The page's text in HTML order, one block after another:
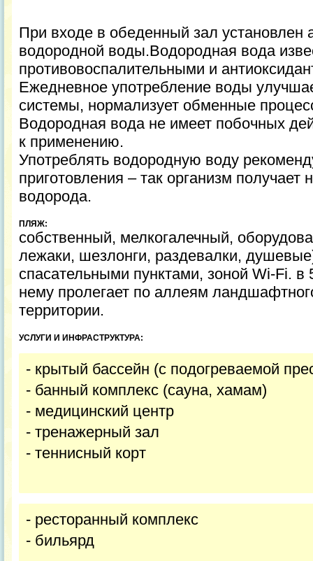
При входе в обеденный зал установлен
водородной воды.Водородная вода
противовоспалительными и
Ежедневное употребление воды
системы, нормализует обменные
Водородная вода не имеет побочных
к применению.
Употреблять водородную воду
приготовления – так организм
водорода.
ПЛЯЖ:
собственный, мелкогалечный,
лежаки, шезлонги, раздевалки,
спасательными пунктами, зоной Wi-Fi. в
нему пролегает по аллеям
территории.
УСЛУГИ И ИНФРАСТРУКТУРА:
- крытый бассейн (с подогреваемой
- банный комплекс (сауна, хамам)
- медицинский центр
- тренажерный зал
- теннисный корт
- ресторанный комплекс
- бильярд